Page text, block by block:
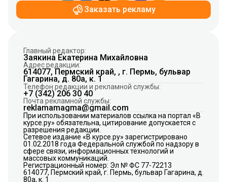
Заказать рекламу
Главный редактор:
Заякина Екатерина Михайловна
Адрес редакции:
614077, Пермский край, , г. Пермь, бульвар
Гагарина, д. 80а, к. 1
Телефон редакции и рекламной службы:
+7 (342) 206 30 40
Почта рекламной службы:
reklamamagma@gmail.com
При использовании материалов ссылка на портал «В
курсе.ру» обязательна, цитирование допускается с
разрешения редакции.
Сетевое издание «В курсе.ру» зарегистрировано
01.02.2018 года Федеральной службой по надзору в
сфере связи, информационных технологий и
массовых коммуникаций.
Регистрационный номер: Эл № ФС 77-72213
614077, Пермский край, г. Пермь, бульвар Гагарина, д.
80а, к. 1